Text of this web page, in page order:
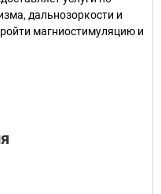
дальнозоркости и
магниостимуляцию и